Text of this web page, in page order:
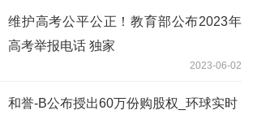
维护高考公平公正！教育部公布2023年
高考举报电话 独家
2023-06-02
和誉-B公布授出60万份购股权_环球实时